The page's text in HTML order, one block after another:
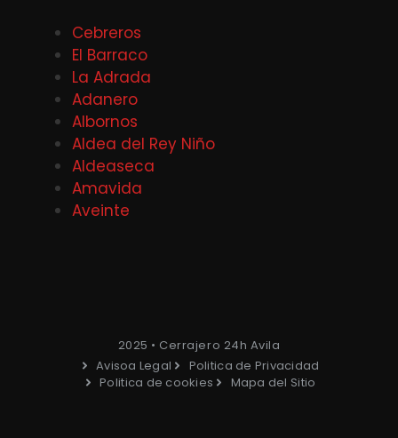
Cebreros
El Barraco
La Adrada
Adanero
Albornos
Aldea del Rey Niño
Aldeaseca
Amavida
Aveinte
2025 • Cerrajero 24h Avila
Avisoa Legal
Politica de Privacidad
Politica de cookies
Mapa del Sitio